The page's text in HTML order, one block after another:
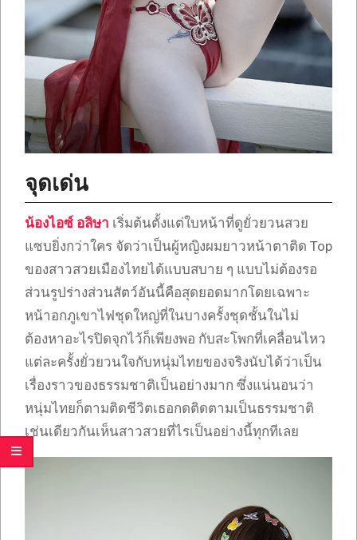
จุดเด่น
น้องไอซ์ อลิษา เริ่มต้นตั้งแต่ใบหน้าที่ดูยั่วยวนสวย
แซบยิ่งกว่าใคร จัดว่าเป็นผู้หญิงผมยาวหน้าตาติด Top
ของสาวสวยเมืองไทยได้แบบสบาย ๆ แบบไม่ต้องรอ
ส่วนรูปร่างส่วนสัตว์อันนี้คือสุดยอดมากโดยเฉพาะ
หน้าอกภูเขาไฟชุดใหญ่ที่ในบางครั้งชุดชั้นในไม่
ต้องหาอะไรปิดจุกไว้ก็เพียงพอ กับสะโพกที่เคลื่อนไหว
แต่ละครั้งยั่วยวนใจกับหนุ่มไทยของจริงนับได้ว่าเป็น
เรื่องราวของธรรมชาติเป็นอย่างมาก ซึ่งแน่นอนว่า
หนุ่มไทยก็ตามติดชีวิตเธอกดติดตามเป็นธรรมชาติ
เช่นเดียวกันเห็นสาวสวยที่ไรเป็นอย่างนี้ทุกทีเลย